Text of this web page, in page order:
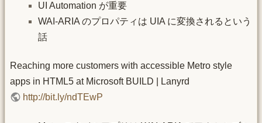
UI Automation が重要
WAI-ARIA のプロパティは UIA に変換されるという
話
Reaching more customers with accessible Metro style
apps in HTML5 at Microsoft BUILD | Lanyrd
http://bit.ly/ndTEwP